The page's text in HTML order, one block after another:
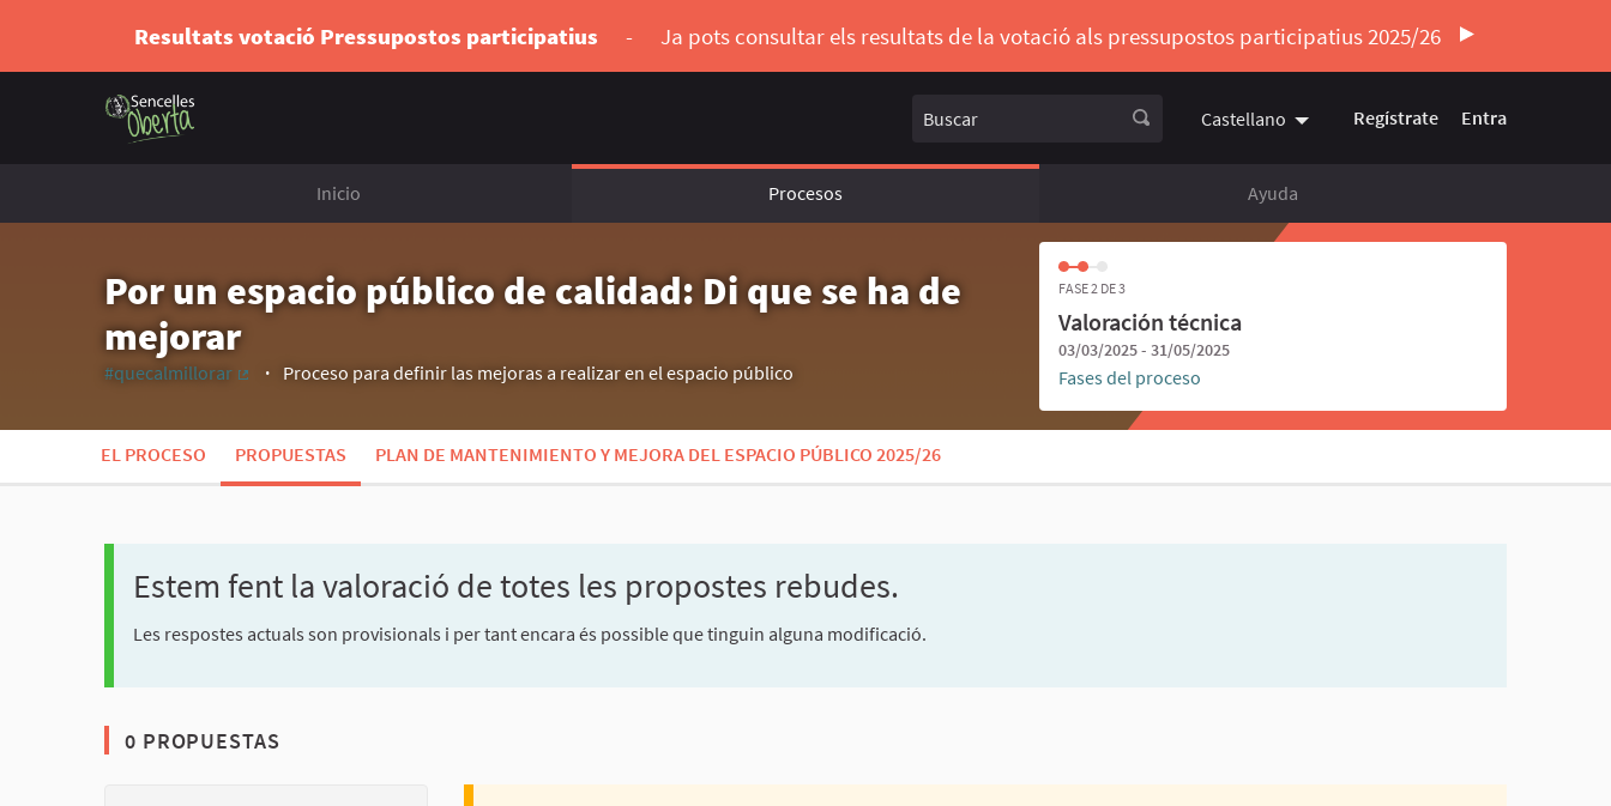
Resultats votació Pressupostos participatius - Ja pots consultar els resultats de la votació als pressupostos participatius 2025/26
Castellano Triar la llengua Elegir el idioma
Regístrate Entra
Inicio Procesos Ayuda
Por un espacio público de calidad: Di que se ha de
mejorar
#quecalmillorar
Proceso para definir las mejoras a realizar en el espacio público
FASE 2 DE 3
Valoración técnica
03/03/2025 - 31/05/2025
Fases del proceso
EL PROCESO PROPUESTAS PLAN DE MANTENIMIENTO Y MEJORA DEL ESPACIO PÚBLICO 2025/26
Estem fent la valoració de totes les propostes rebudes.
Les respostes actuals son provisionals i per tant encara és possible que tinguin alguna modificació.
0 PROPUESTAS